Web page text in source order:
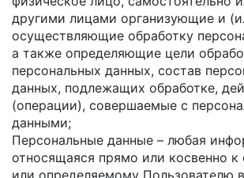
другими лицами организующие и
осуществляющие обработку
а также определяющие цели
персональных данных, состав
данных, подлежащих обработке,
(операции), совершаемые с
данными;
Персональные данные – любая
относящаяся прямо или косвенно к
или определяемому Пользователю